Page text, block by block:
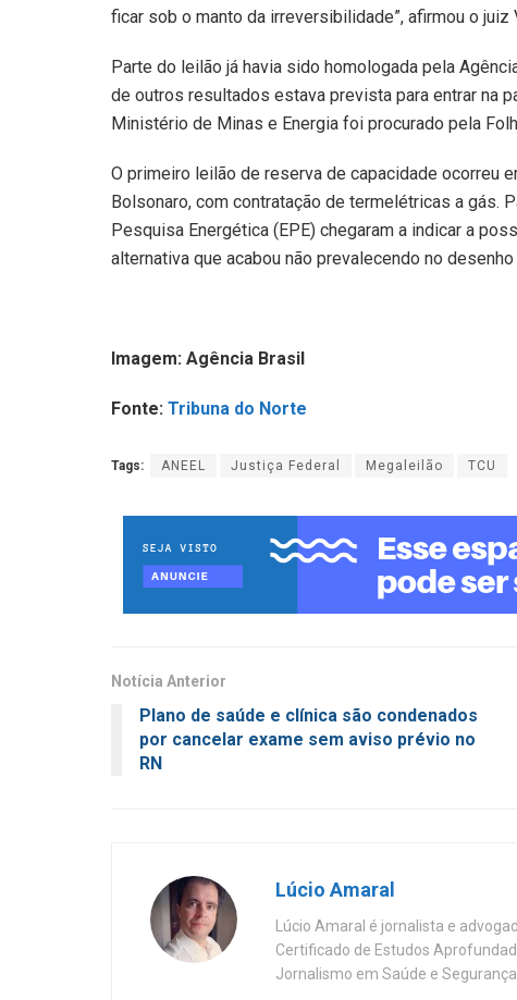
ficar sob o manto da irreversibilidade”, afirmou o juiz
Parte do leilão já havia sido homologada pela
de outros resultados estava prevista para entrar na
Ministério de Minas e Energia foi procurado pela
O primeiro leilão de reserva de capacidade ocorreu
Bolsonaro, com contratação de termelétricas a gás.
Pesquisa Energética (EPE) chegaram a indicar a
alternativa que acabou não prevalecendo no
Imagem: Agência Brasil
Fonte: Tribuna do Norte
Tags: ANEEL Justiça Federal Megaleilão TCU
Notícia Anterior
Plano de saúde e clínica são condenados
por cancelar exame sem aviso prévio no
RN
Lúcio Amaral
Lúcio Amaral é jornalista e
Certificado de Estudos
Jornalismo em Saúde e